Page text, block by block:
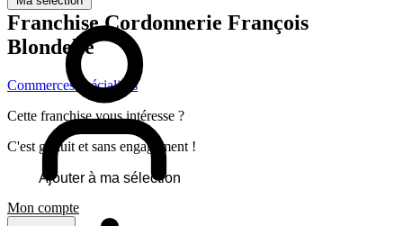
Mon compte
Franchise Cordonnerie François
Blondelle
Commerces spécialisés
Cette franchise vous intéresse ?
C'est gratuit et sans engagement !
Ajouter à ma sélection